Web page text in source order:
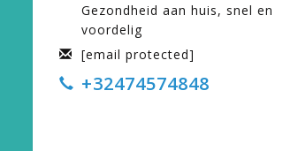
Gezondheid aan huis, snel en
voordelig
[email protected]
+32474574848